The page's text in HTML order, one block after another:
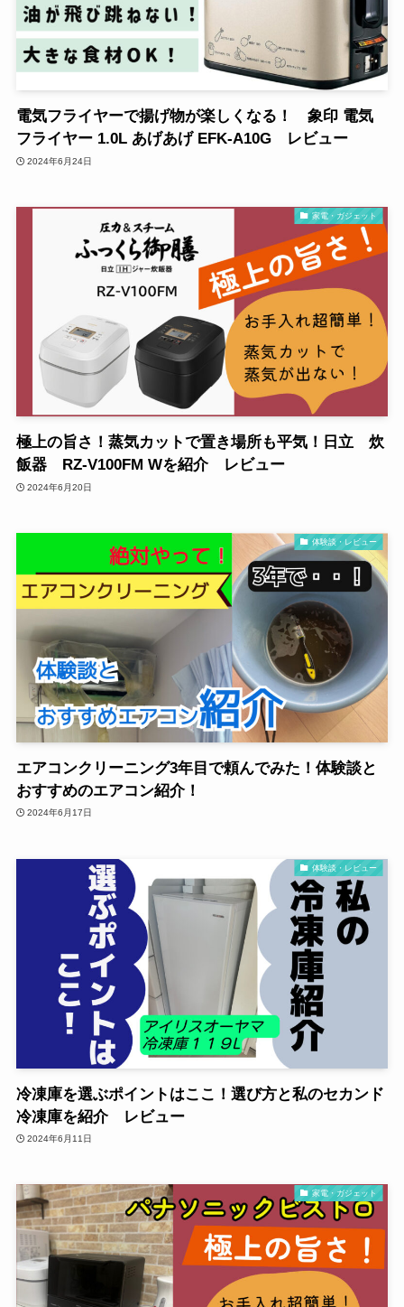
電気フライヤーで揚げ物が楽しくなる！ 象印 電気
フライヤー 1.0L あげあげ EFK-A10G レビュー
2024年6月24日
家電・ガジェット
極上の旨さ！蒸気カットで置き場所も平気！日立 炊
飯器 RZ-V100FM Wを紹介 レビュー
2024年6月20日
体験談・レビュー
エアコンクリーニング3年目で頼んでみた！体験談と
おすすめのエアコン紹介！
2024年6月17日
体験談・レビュー
冷凍庫を選ぶポイントはここ！選び方と私のセカンド
冷凍庫を紹介 レビュー
2024年6月11日
家電・ガジェット